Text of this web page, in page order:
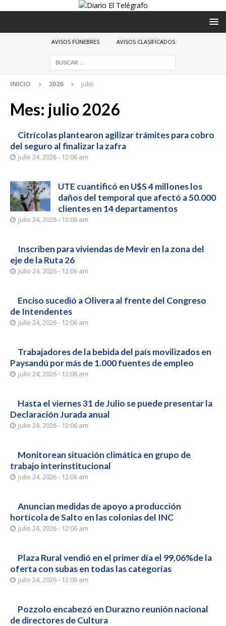
AVISOS FÚNEBRES AVISOS CLASIFICADOS
INICIO 2026 julio
Mes: julio 2026
Citrícolas plantearon agilizar trámites para cobro
del seguro al finalizar la zafra
julio 24, 2026 - 12:06 am
UTE cuantificó en U$S 4 millones los
daños del temporal que afectó a 50.000
clientes en 14 departamentos
julio 24, 2026 - 12:06 am
Inscriben para viviendas de Mevir en la zona del
eje de la Ruta 26
julio 24, 2026 - 12:06 am
Enciso sucedió a Olivera al frente del Congreso
de Intendentes
julio 24, 2026 - 12:06 am
Trabajadores de la bebida del país movilizados en
Paysandú por más de 1.000 fuentes de empleo
julio 24, 2026 - 12:06 am
Hasta el viernes 31 de Julio se puede presentar la
Declaración Jurada anual
julio 24, 2026 - 12:06 am
Monitorean situación climática en grupo de
trabajo interinstitucional
julio 24, 2026 - 12:06 am
Anuncian medidas de apoyo a producción
hortícola de Salto en las colonias del INC
julio 24, 2026 - 12:06 am
Plaza Rural vendió en el primer día el 99,06%de la
oferta con subas en todas las categorías
julio 24, 2026 - 12:06 am
Pozzolo encabezó en Durazno reunión nacional
de directores de Cultura